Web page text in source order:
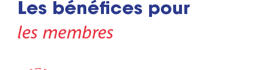
Les bénéfices pour
les membres